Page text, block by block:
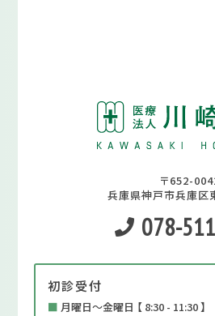
〒652-
兵庫県神戸市兵庫区
078-
初診受付
■ 月曜日～金曜日 【 8:30 - 11:30 】